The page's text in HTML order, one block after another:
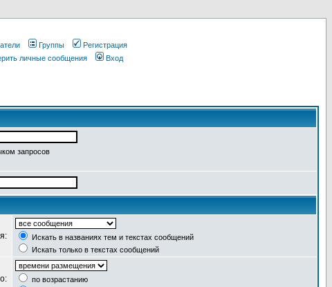
Группы
Регистрация
личные сообщения Вход
запросов
Искать в названиях тем и текстах сообщений
Искать только в текстах сообщений
по возрастанию